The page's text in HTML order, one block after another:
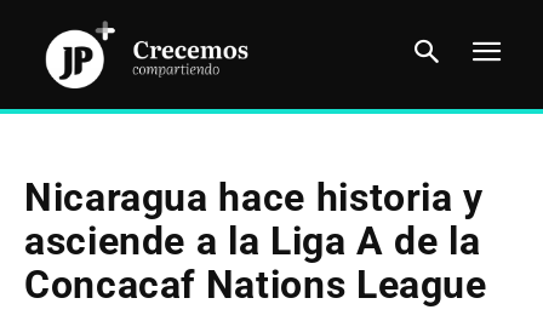
Nicaragua hace historia y
asciende a la Liga A de la
Concacaf Nations League